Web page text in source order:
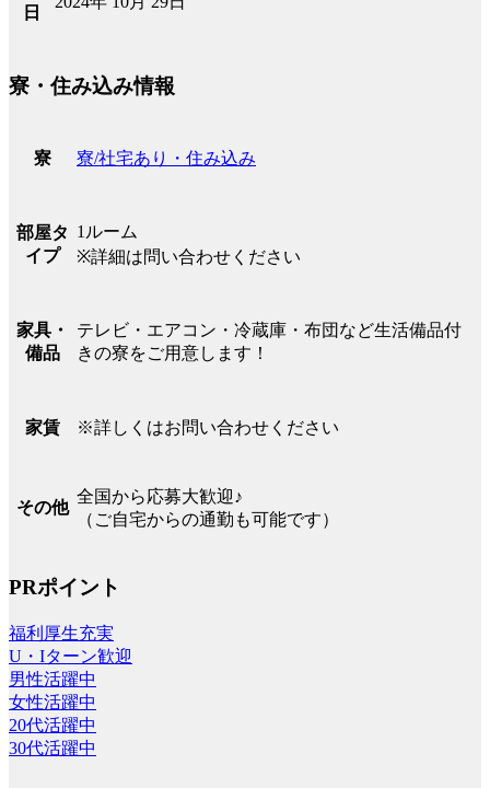
日
寮・住み込み情報
寮 寮/社宅あり・住み込み
部屋タ
イプ
1ルーム
※詳細は問い合わせください
家具・
備品
テレビ・エアコン・冷蔵庫・布団など生活備品付
きの寮をご用意します！
家賃 ※詳しくはお問い合わせください
その他
全国から応募大歓迎♪
（ご自宅からの通勤も可能です）
PRポイント
福利厚生充実
U・Iターン歓迎
男性活躍中
女性活躍中
20代活躍中
30代活躍中